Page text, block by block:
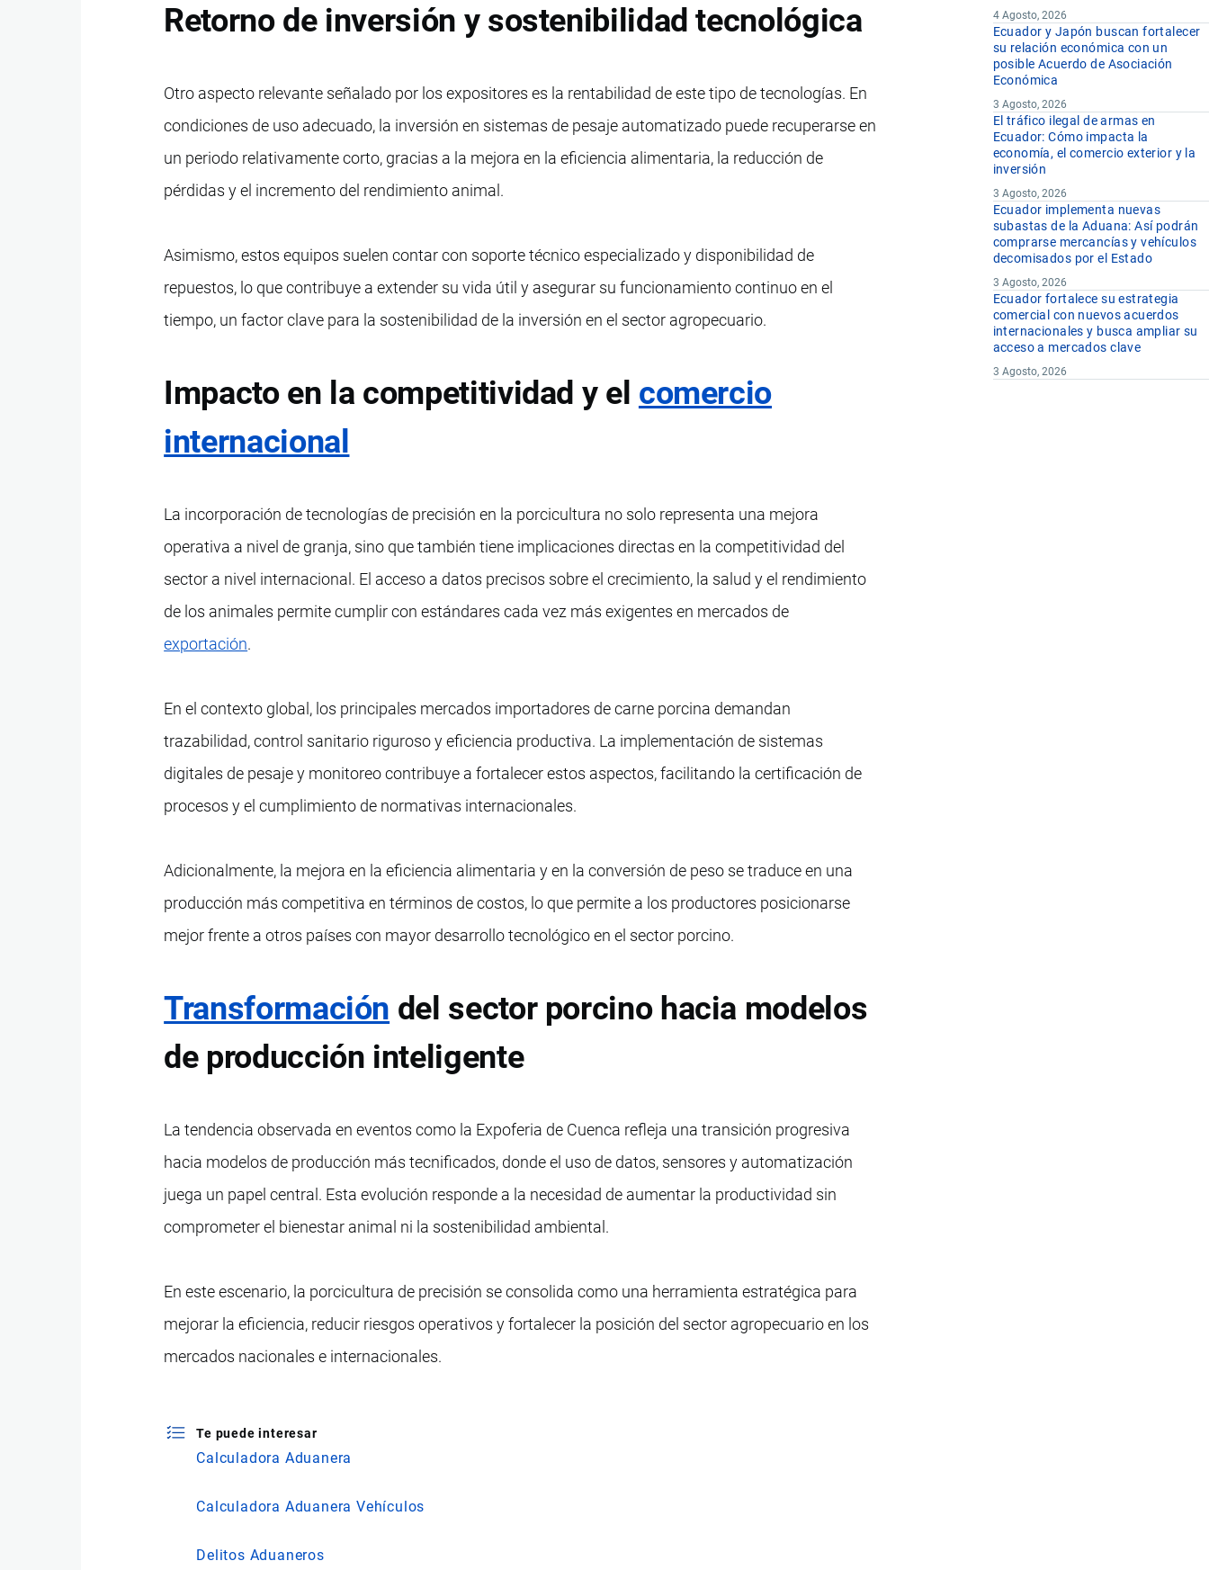
Retorno de inversión y sostenibilidad tecnológica
Otro aspecto relevante señalado por los expositores es la rentabilidad de este tipo de tecnologías. En
condiciones de uso adecuado, la inversión en sistemas de pesaje automatizado puede recuperarse en
un periodo relativamente corto, gracias a la mejora en la eficiencia alimentaria, la reducción de
pérdidas y el incremento del rendimiento animal.
Asimismo, estos equipos suelen contar con soporte técnico especializado y disponibilidad de
repuestos, lo que contribuye a extender su vida útil y asegurar su funcionamiento continuo en el
tiempo, un factor clave para la sostenibilidad de la inversión en el sector agropecuario.
Impacto en la competitividad y el comercio
internacional
La incorporación de tecnologías de precisión en la porcicultura no solo representa una mejora
operativa a nivel de granja, sino que también tiene implicaciones directas en la competitividad del
sector a nivel internacional. El acceso a datos precisos sobre el crecimiento, la salud y el rendimiento
de los animales permite cumplir con estándares cada vez más exigentes en mercados de
exportación.
En el contexto global, los principales mercados importadores de carne porcina demandan
trazabilidad, control sanitario riguroso y eficiencia productiva. La implementación de sistemas
digitales de pesaje y monitoreo contribuye a fortalecer estos aspectos, facilitando la certificación de
procesos y el cumplimiento de normativas internacionales.
Adicionalmente, la mejora en la eficiencia alimentaria y en la conversión de peso se traduce en una
producción más competitiva en términos de costos, lo que permite a los productores posicionarse
mejor frente a otros países con mayor desarrollo tecnológico en el sector porcino.
Transformación del sector porcino hacia modelos
de producción inteligente
La tendencia observada en eventos como la Expoferia de Cuenca refleja una transición progresiva
hacia modelos de producción más tecnificados, donde el uso de datos, sensores y automatización
juega un papel central. Esta evolución responde a la necesidad de aumentar la productividad sin
comprometer el bienestar animal ni la sostenibilidad ambiental.
En este escenario, la porcicultura de precisión se consolida como una herramienta estratégica para
mejorar la eficiencia, reducir riesgos operativos y fortalecer la posición del sector agropecuario en los
mercados nacionales e internacionales.
Te puede interesar
Calculadora Aduanera
Calculadora Aduanera Vehículos
Delitos Aduaneros
4 Agosto, 2026
Ecuador y Japón buscan fortalecer
su relación económica con un
posible Acuerdo de Asociación
Económica
3 Agosto, 2026
El tráfico ilegal de armas en
Ecuador: Cómo impacta la
economía, el comercio exterior y la
inversión
3 Agosto, 2026
Ecuador implementa nuevas
subastas de la Aduana: Así podrán
comprarse mercancías y vehículos
decomisados por el Estado
3 Agosto, 2026
Ecuador fortalece su estrategia
comercial con nuevos acuerdos
internacionales y busca ampliar su
acceso a mercados clave
3 Agosto, 2026